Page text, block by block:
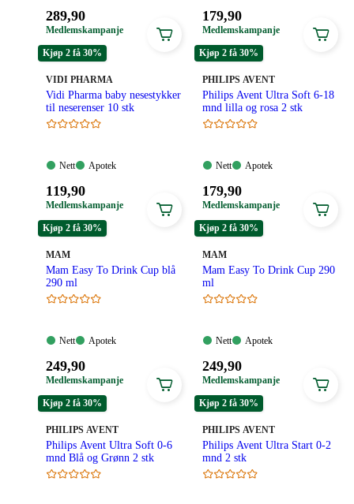
Pris:
289,90
kroner.
289,90
Medlemskampanje
Pris:
179,90
kroner.
179,90
Medlemskampanje
Kjøp 2 få 30%
MERKE:
VIDI PHARMA
Vidi Pharma baby nesestykker
til neserenser 10 stk
Nett:
Nett
Apotek:
Apotek
Pris:
119,90
kroner.
119,90
Medlemskampanje
Kjøp 2 få 30%
MERKE:
PHILIPS AVENT
Philips Avent Ultra Soft 6-18
mnd lilla og rosa 2 stk
Nett:
Nett
Apotek:
Apotek
Pris:
179,90
kroner.
179,90
Medlemskampanje
Kjøp 2 få 30%
MERKE
MAM
Mam Easy To Drink Cup blå
290 ml
Nett:
Nett
Apotek:
Apotek
Pris:
249,90
kroner.
249,90
Medlemskampanje
Kjøp 2 få 30%
MERKE
MAM
Mam Easy To Drink Cup 290
ml
Nett:
Nett
Apotek:
Apotek
Pris:
249,90
kroner.
249,90
Medlemskampanje
Kjøp 2 få 30%
MERKE:
PHILIPS AVENT
Philips Avent Ultra Soft 0-6
mnd Blå og Grønn 2 stk
Kjøp 2 få 30%
MERKE:
PHILIPS AVENT
Philips Avent Ultra Start 0-2
mnd 2 stk